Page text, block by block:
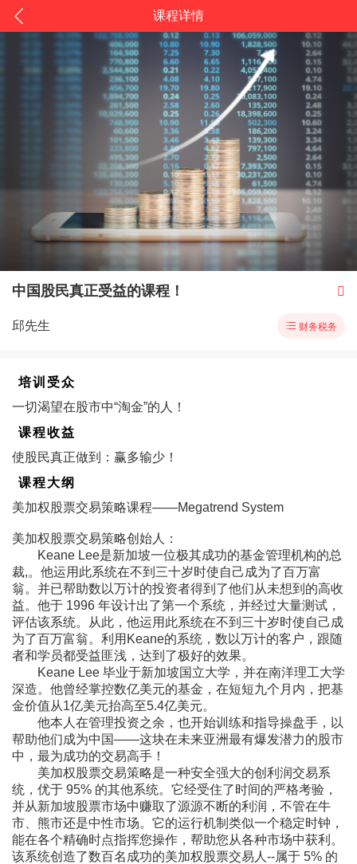
课程详情
中国股民真正受益的课程！ 
邱先生  财务税务
培训受众
一切渴望在股市中“淘金”的人！
课程收益
使股民真正做到：赢多输少！
课程大纲
美加权股票交易策略课程――Megatrend System
美加权股票交易策略创始人：
Keane Lee是新加坡一位极其成功的基金管理机构的总
裁,。他运用此系统在不到三十岁时使自己成为了百万富
翁。并已帮助数以万计的投资者得到了他们从未想到的高收
益。他于 1996 年设计出了第一个系统，并经过大量测试，
评估该系统。从此，他运用此系统在不到三十岁时使自己成
为了百万富翁。利用Keane的系统，数以万计的客户，跟随
者和学员都受益匪浅，达到了极好的效果。
Keane Lee 毕业于新加坡国立大学，并在南洋理工大学
深造。他曾经掌控数亿美元的基金，在短短九个月内，把基
金价值从1亿美元抬高至5.4亿美元。
他本人在管理投资之余，也开始训练和指导操盘手，以
帮助他们成为中国――这块在未来亚洲最有爆发潜力的股市
中，最为成功的交易高手！
美加权股票交易策略是一种安全强大的创利润交易系
统，优于 95% 的其他系统。它经受住了时间的严格考验，
并从新加坡股票市场中赚取了源源不断的利润，不管在牛
市、熊市还是中性市场。它的运行机制类似一个稳定时钟，
能在各个精确时点指挥您操作，帮助您从各种市场中获利。
该系统创造了数百名成功的美加权股票交易人--属于 5% 的